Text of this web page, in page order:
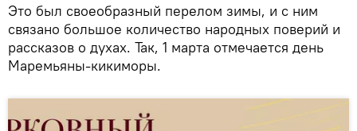
Это был своеобразный перелом зимы, и с ним
связано большое количество народных поверий и
рассказов о духах. Так, 1 марта отмечается день
Маремьяны-кикиморы.